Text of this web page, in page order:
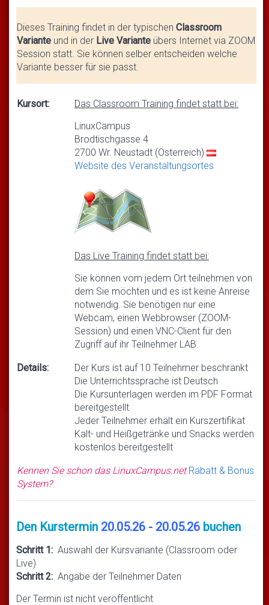
Dieses Training findet in der typischen Classroom
Variante und in der Live Variante übers Internet via ZOOM
Session statt. Sie können selber entscheiden welche
Variante besser für sie passt.
Kursort:
Das Classroom Training findet statt bei:
LinuxCampus
Brodtischgasse 4
2700 Wr. Neustadt (Österreich)
Website des Veranstaltungsortes
Das Live Training findet statt bei:
Sie können vom jedem Ort teilnehmen von
dem Sie möchten und es ist keine Anreise
notwendig. Sie benötigen nur eine
Webcam, einen Webbrowser (ZOOM-
Session) und einen VNC-Client für den
Zugriff auf ihr Teilnehmer LAB.
Details:
Der Kurs ist auf 10 Teilnehmer beschränkt
Die Unterrichtssprache ist Deutsch
Die Kursunterlagen werden im PDF Format
bereitgestellt
Jeder Teilnehmer erhält ein Kurszertifikat
Kalt- und Heißgetränke und Snacks werden
kostenlos bereitgestellt
Kennen Sie schon das LinuxCampus.netRabatt & Bonus
System?
Den Kurstermin 20.05.26 - 20.05.26 buchen
Schritt 1: Auswahl der Kursvariante (Classroom oder
Live)
Schritt 2: Angabe der Teilnehmer Daten
Der Termin ist nicht veröffentlicht